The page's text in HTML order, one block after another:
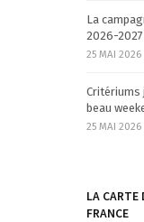
La
2026-
25 MAI 2026
Critériums
beau
25 MAI 2026
LA CARTE
FRANCE